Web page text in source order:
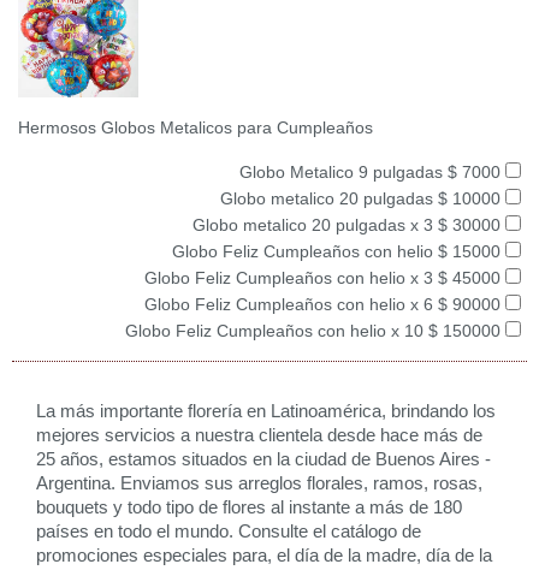
Hermosos Globos Metalicos para Cumpleaños
Globo Metalico 9 pulgadas $ 7000
Globo metalico 20 pulgadas $ 10000
Globo metalico 20 pulgadas x 3 $ 30000
Globo Feliz Cumpleaños con helio $ 15000
Globo Feliz Cumpleaños con helio x 3 $ 45000
Globo Feliz Cumpleaños con helio x 6 $ 90000
Globo Feliz Cumpleaños con helio x 10 $ 150000
La más importante florería en Latinoamérica, brindando los
mejores servicios a nuestra clientela desde hace más de
25 años, estamos situados en la ciudad de Buenos Aires -
Argentina. Enviamos sus arreglos florales, ramos, rosas,
bouquets y todo tipo de flores al instante a más de 180
países en todo el mundo. Consulte el catálogo de
promociones especiales para, el día de la madre, día de la